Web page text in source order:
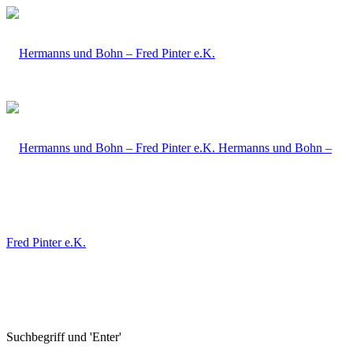
Hermanns und Bohn –
Fred Pinter e.K.
Suchbegriff und 'Enter'